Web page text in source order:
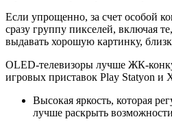
Если упрощенно, за счет особой
сразу группу пикселей, включая
выдавать хорошую картинку,
OLED-телевизоры лучше ЖК-
игровых приставок Play Statyon и
Высокая яркость, которая
лучше раскрыть